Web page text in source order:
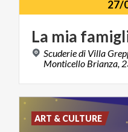
27/
La mia
Scuderie di Villa
Monticello Brianza,
ART & CULTURE